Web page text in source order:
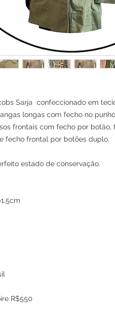
Sarja confeccionado em
longas com fecho no
frontais com fecho por botão,
fecho frontal por botões duplo.
estado de conservação.
R$550